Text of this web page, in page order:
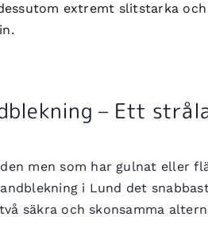
extremt slitstarka och
– Ett
men som har gulnat eller
i Lund det
säkra och skonsamma